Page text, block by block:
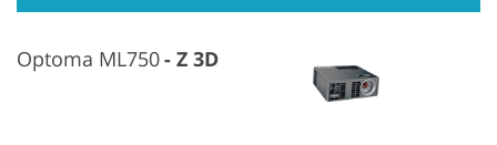
Optoma ML750 Z 3D